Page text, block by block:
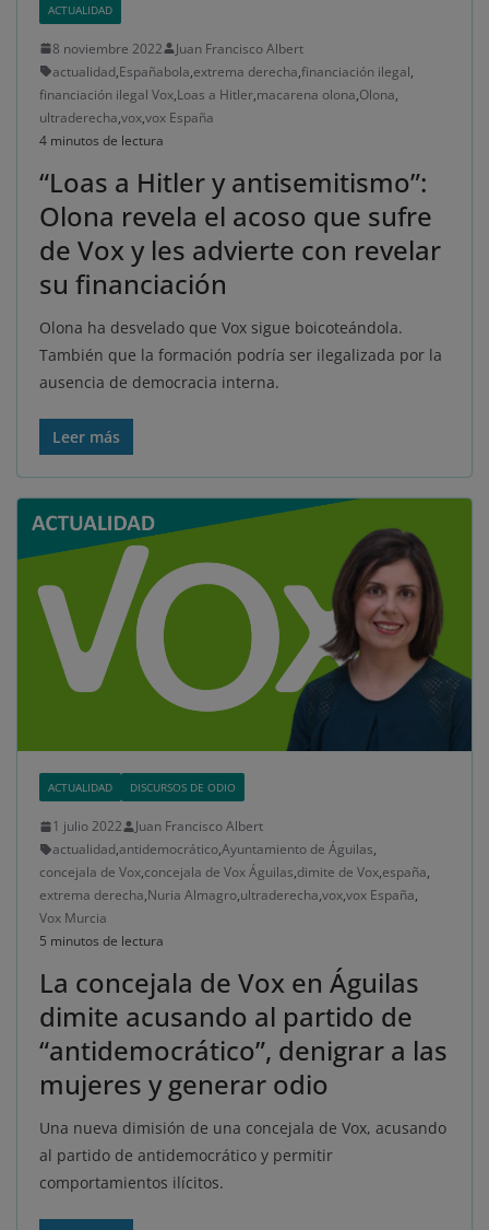
ACTUALIDAD
8 noviembre 2022
Juan Francisco Albert
actualidad,Españabola,extrema derecha,financiación ilegal,
financiación ilegal Vox,Loas a Hitler,macarena olona,Olona,
ultraderecha,vox,vox España
4 minutos de lectura
“Loas a Hitler y antisemitismo”:
Olona revela el acoso que sufre
de Vox y les advierte con revelar
su financiación
Olona ha desvelado que Vox sigue boicoteándola.
También que la formación podría ser ilegalizada por la
ausencia de democracia interna.
Leer más
ACTUALIDAD DISCURSOS DE ODIO
1 julio 2022
Juan Francisco Albert
actualidad,antidemocrático,Ayuntamiento de Águilas,
concejala de Vox,concejala de Vox Águilas,dimite de Vox,españa,
extrema derecha,Nuria Almagro,ultraderecha,vox,vox España,
Vox Murcia
5 minutos de lectura
La concejala de Vox en Águilas
dimite acusando al partido de
“antidemocrático”, denigrar a las
mujeres y generar odio
Una nueva dimisión de una concejala de Vox, acusando
al partido de antidemocrático y permitir
comportamientos ilícitos.